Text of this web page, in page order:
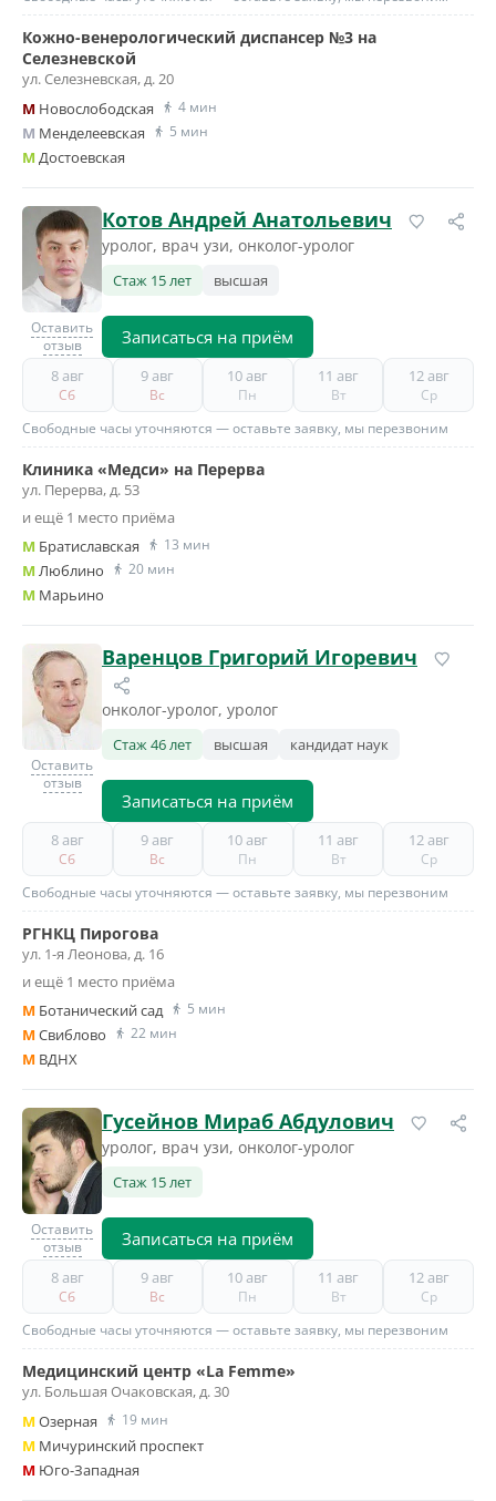
Кожно-венерологический диспансер №3 на
Селезневской
ул. Селезневская, д. 20
M Новослободская 4 мин
M Менделеевская 5 мин
M Достоевская
Оставить
отзыв
Котов Андрей Анатольевич
уролог, врач узи, онколог-уролог
Стаж 15 лет высшая
Записаться на приём
8 авг
Сб
9 авг
Вс
10 авг
Пн
11 авг
Вт
12 авг
Ср
Свободные часы уточняются — оставьте заявку, мы перезвоним
Клиника «Медси» на Перерва
ул. Перерва, д. 53
и ещё 1 место приёма
M Братиславская 13 мин
M Люблино 20 мин
M Марьино
Оставить
отзыв
Варенцов Григорий Игоревич
онколог-уролог, уролог
Стаж 46 лет высшая кандидат наук
Записаться на приём
8 авг
Сб
9 авг
Вс
10 авг
Пн
11 авг
Вт
12 авг
Ср
Свободные часы уточняются — оставьте заявку, мы перезвоним
РГНКЦ Пирогова
ул. 1-я Леонова, д. 16
и ещё 1 место приёма
M Ботанический сад 5 мин
MСвиблово 22 мин
M ВДНХ
Оставить
отзыв
Гусейнов Мираб Абдулович
уролог, врач узи, онколог-уролог
Стаж 15 лет
Записаться на приём
8 авг
Сб
9 авг
Вс
10 авг
Пн
11 авг
Вт
12 авг
Ср
Свободные часы уточняются — оставьте заявку, мы перезвоним
Медицинский центр «La Femme»
ул. Большая Очаковская, д. 30
MОзерная 19 мин
M Мичуринский проспект
M Юго-Западная